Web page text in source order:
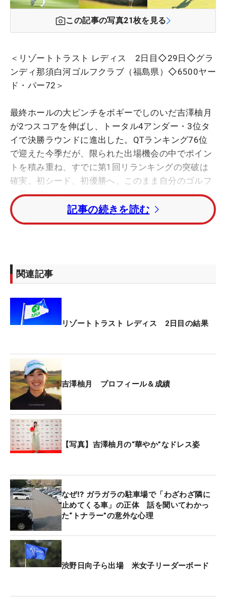
この記事の写真21枚を見る
＜リゾートトラスト レディス 2日目◇29日◇グラ
ンディ那須白河ゴルフクラブ（福島県）◇6500ヤー
ド・パー72＞
最終ホールの大ピンチをボギーでしのいだ吉澤柚月
が2つスコアを伸ばし、トータル4アンダー・3位タ
イで決勝ラウンドに進出した。QTランキング76位
で迎えた今季だが、限られた出場機会の中でポイン
トを積み重ね、すでに第1回リランキングの突破は
確実。初シード、初優勝へ、このまま自分のゴルフ
を貫いていく。
単独首位で迎えた9番パー4。吉澤のティショットは
り95ヤードの3打目はグリーンをショート。4打目の
アプローチもショートし、7メートルが残った。
「アプローチをミスっちゃって焦りました。ボギー
パットは上りのスライスライン。お願いだから入っ
ったからこそ、笑顔で振り返ることができた。
前半は快調だった。初日に3連続バーディでスター
トしたのに続き、この日も10、11番で連続バーデ
ィ。18番パー5では4メートルのバーディパットを沈
めて折り返した。「前半は他にもチャンスがあった
けど、後半は風も出てグリーンに乗らないホールも
とはなかった。
ホールアウト時点では首位タイだったが、本人は全
く気づいておらず「そうなんですか？ コースと風
に負けないように頑張っていたので知りませんでし
た」。まだ予選ラウンドということもあり、自分の
プレーに集中していた。
記事の続きを読む
関連記事
リゾートトラスト レディス 2日目の結果
吉澤柚月 プロフィール＆成績
【写真】吉澤柚月の“華やか”なドレス姿
なぜ⁉ ガラガラの駐車場で「わざわざ隣に
止めてくる車」の正体 話を聞いてわかっ
た“トナラー”の意外な心理
渋野日向子ら出場 米女子リーダーボード